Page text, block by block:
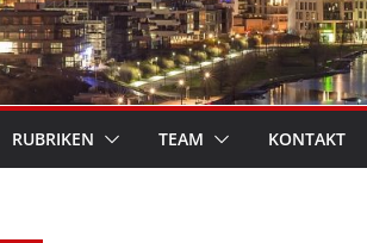
RUBRIKEN TEAM KONTAKT